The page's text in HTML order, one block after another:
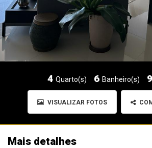
4 Quarto(s) 6 Banheiro(s)
VISUALIZAR FOTOS
Mais detalhes